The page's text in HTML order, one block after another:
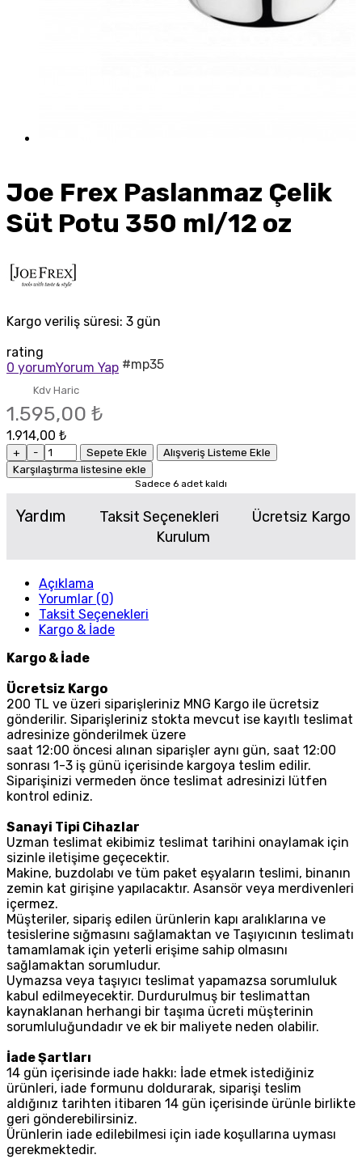
Joe Frex Paslanmaz Çelik
Süt Potu 350 ml/12 oz
Kargo veriliş süresi: 3 gün
rating
0 yorumYorum Yap #mp35
Kdv Haric
1.595,00 ₺
1.914,00 ₺
+ - Sepete Ekle
Alışveriş Listeme Ekle
Karşılaştırma listesine ekle
Sadece 6 adet kaldı
Yardım Taksit Seçenekleri
Ücretsiz Kargo
Kurulum
Açıklama
Yorumlar (0)
Taksit Seçenekleri
Kargo & İade
Kargo & İade
Ücretsiz Kargo
200 TL ve üzeri siparişleriniz MNG Kargo ile ücretsiz
gönderilir. Siparişleriniz stokta mevcut ise kayıtlı teslimat
adresinize gönderilmek üzere
saat 12:00 öncesi alınan siparişler aynı gün, saat 12:00
sonrası 1-3 iş günü içerisinde kargoya teslim edilir.
Siparişinizi vermeden önce teslimat adresinizi lütfen
kontrol ediniz.
Sanayi Tipi Cihazlar
Uzman teslimat ekibimiz teslimat tarihini onaylamak için
sizinle iletişime geçecektir.
Makine, buzdolabı ve tüm paket eşyaların teslimi, binanın
zemin kat girişine yapılacaktır. Asansör veya merdivenleri
içermez.
Müşteriler, sipariş edilen ürünlerin kapı aralıklarına ve
tesislerine sığmasını sağlamaktan ve Taşıyıcının teslimatı
tamamlamak için yeterli erişime sahip olmasını
sağlamaktan sorumludur.
Uymazsa veya taşıyıcı teslimat yapamazsa sorumluluk
kabul edilmeyecektir. Durdurulmuş bir teslimattan
kaynaklanan herhangi bir taşıma ücreti müşterinin
sorumluluğundadır ve ek bir maliyete neden olabilir.
İade Şartları
14 gün içerisinde iade hakkı: İade etmek istediğiniz
ürünleri, iade formunu doldurarak, siparişi teslim
aldığınız tarihten itibaren 14 gün içerisinde ürünle birlikte
geri gönderebilirsiniz.
Ürünlerin iade edilebilmesi için iade koşullarına uyması
gerekmektedir.